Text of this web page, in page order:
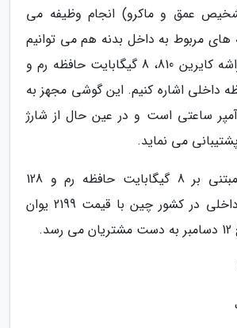
عمق و ماکرو) انجام وظیفه می
های مربوط به داخل بدنه هم می توانیم
به بهره گیری از تراشه کایرین 810، 8 گیگابایت حافظه رم و
داخلی اشاره کنیم. این گوشی مجهز به
میلی آمپر ساعتی است و در عین حال از شارژ
هواوی نوا 6SE مبتنی بر 8 گیگابایت حافظه رم و 128
گیگابایت حافظه داخلی در کشور چین با قیمت 2199 یوان